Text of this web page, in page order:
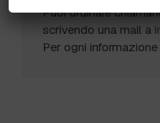
Puoi ordinare
scrivendo una mail a
Per ogni